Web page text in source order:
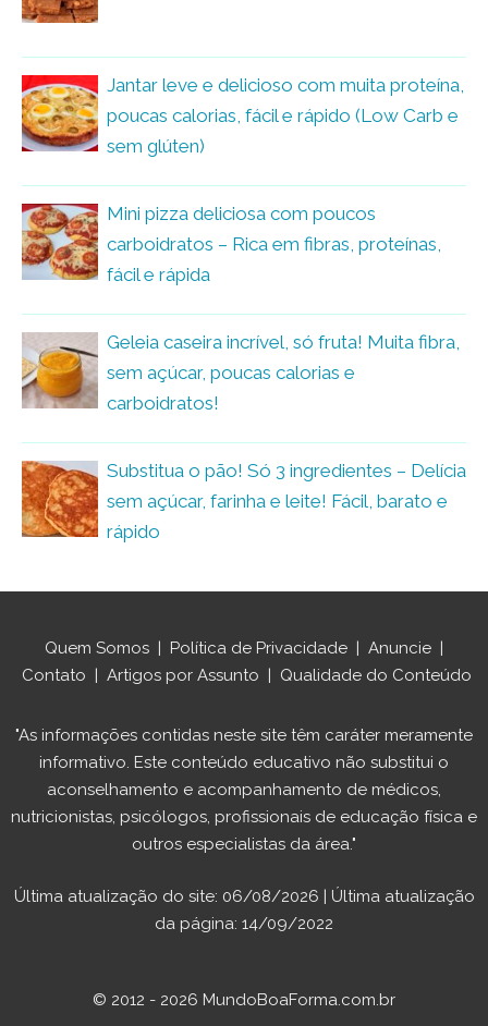
Jantar leve e delicioso com muita proteína,
poucas calorias, fácil e rápido (Low Carb e
sem glúten)
Mini pizza deliciosa com poucos
carboidratos – Rica em fibras, proteínas,
fácil e rápida
Geleia caseira incrível, só fruta! Muita fibra,
sem açúcar, poucas calorias e
carboidratos!
Substitua o pão! Só 3 ingredientes – Delícia
sem açúcar, farinha e leite! Fácil, barato e
rápido
Quem Somos | Política de Privacidade | Anuncie |
Contato | Artigos por Assunto | Qualidade do Conteúdo
"As informações contidas neste site têm caráter meramente
informativo. Este conteúdo educativo não substitui o
aconselhamento e acompanhamento de médicos,
nutricionistas, psicólogos, profissionais de educação física e
outros especialistas da área."
Última atualização do site: 06/08/2026 | Última atualização
da página: 14/09/2022
© 2012 - 2026 MundoBoaForma.com.br